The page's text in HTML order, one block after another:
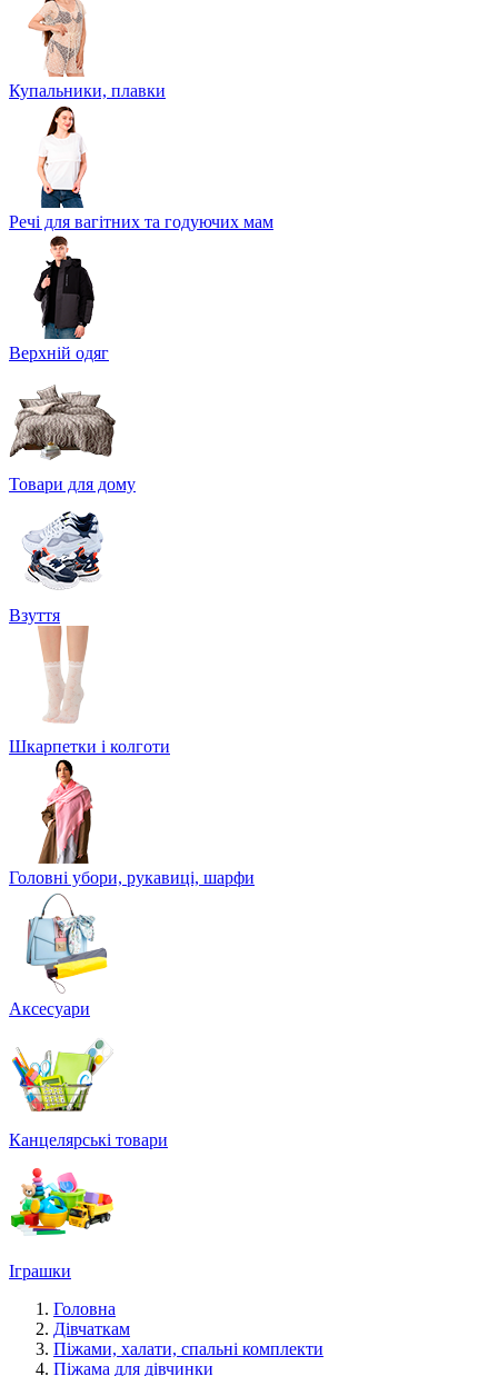
Купальники, плавки
Речі для вагітних та годуючих мам
Верхній одяг
Товари для дому
Взуття
Шкарпетки і колготи
Головні убори, рукавиці, шарфи
Аксесуари
Канцелярські товари
Іграшки
Головна
Дівчаткам
Піжами, халати, спальні комплекти
Піжама для дівчинки